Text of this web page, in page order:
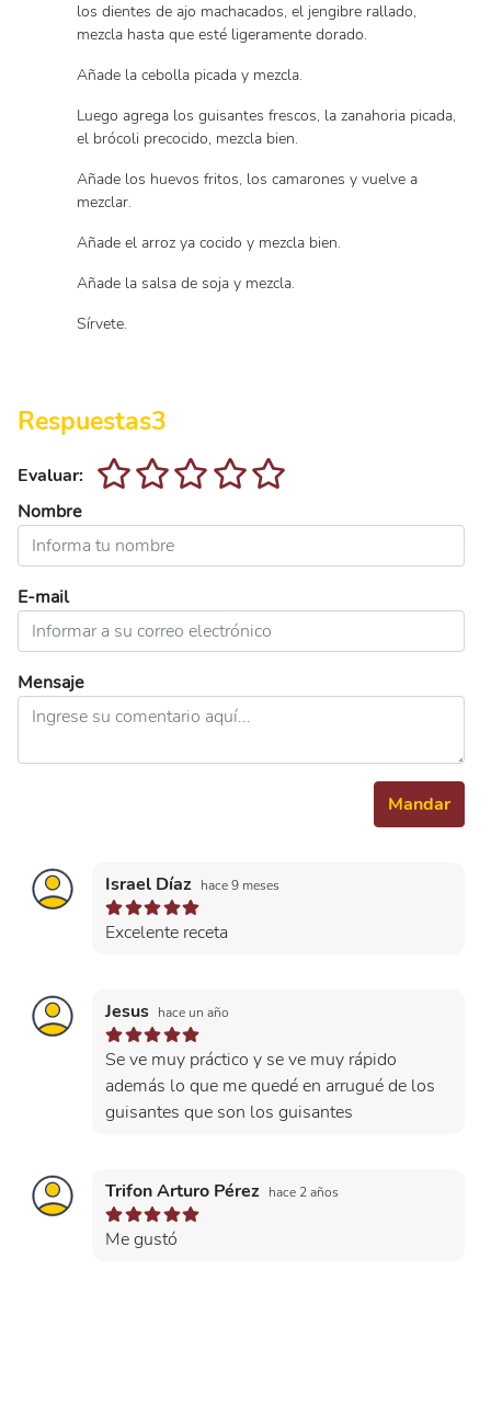
los dientes de ajo machacados, el jengibre rallado,
mezcla hasta que esté ligeramente dorado.
Añade la cebolla picada y mezcla.
Luego agrega los guisantes frescos, la zanahoria picada,
el brócoli precocido, mezcla bien.
Añade los huevos fritos, los camarones y vuelve a
mezclar.
Añade el arroz ya cocido y mezcla bien.
Añade la salsa de soja y mezcla.
Sírvete.
Respuestas3
Evaluar:
Nombre
E-mail
Mensaje
Mandar
Israel Díaz hace 9 meses
Excelente receta
Jesus hace un año
Se ve muy práctico y se ve muy rápido
además lo que me quedé en arrugué de los
guisantes que son los guisantes
Trifon Arturo Pérez hace 2 años
Me gustó